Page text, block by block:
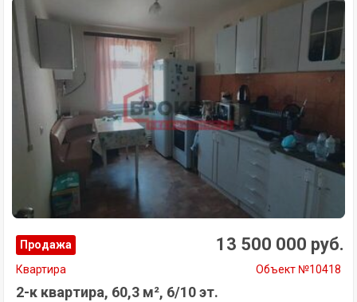
Продажа 13 500 000 руб.
Квартира Объект №10418
2-к квартира, 60,3 м², 6/10 эт.